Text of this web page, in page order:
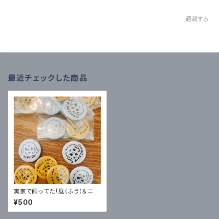
通報する
最近チェックした商品
実家で飼ってた「風（ふう）＆ニ
コ」缶バッチ2個セット
¥500